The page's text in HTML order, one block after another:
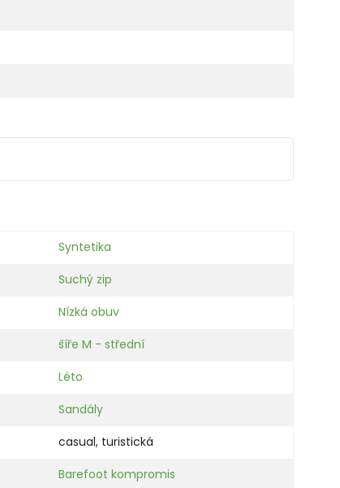
Syntetika
Suchý zip
Nízká obuv
šíře M - střední
Léto
Sandály
casual, turistická
Barefoot kompromis